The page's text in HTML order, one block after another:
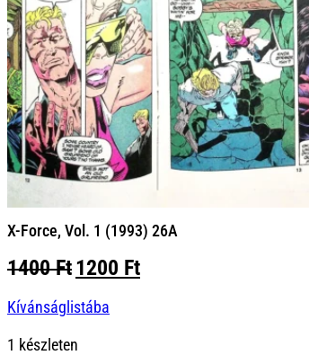
X-Force, Vol. 1 (1993) 26A
1400FtOriginal
was:
1200 FtCurrent
Kívánságlistába
1 készleten